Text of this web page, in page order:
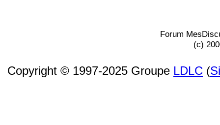
Forum
(c)
Copyright © 1997-2025 Groupe LDLC (